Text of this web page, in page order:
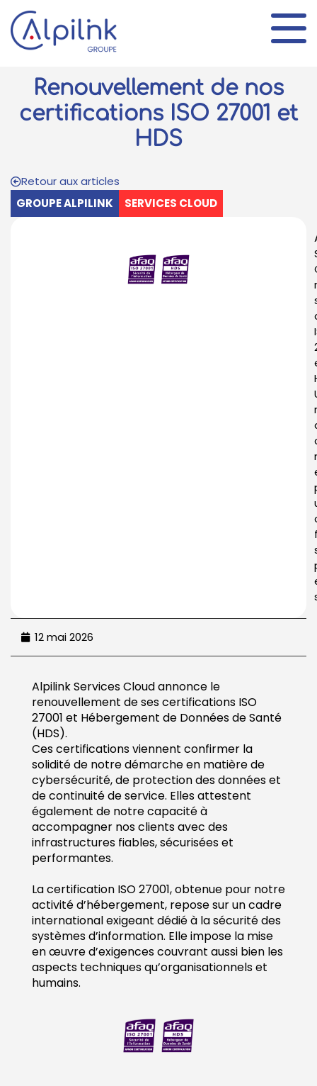
Renouvellement de nos
certifications ISO 27001 et
HDS
Retour aux articles
GROUPE ALPILINK
SERVICES CLOUD
12 mai 2026
Alpilink Services Cloud annonce le
renouvellement de ses certifications ISO
27001 et Hébergement de Données de Santé
(HDS).
Ces certifications viennent confirmer la
solidité de notre démarche en matière de
cybersécurité, de protection des données et
de continuité de service. Elles attestent
également de notre capacité à
accompagner nos clients avec des
infrastructures fiables, sécurisées et
performantes.
La certification ISO 27001, obtenue pour notre
activité d’hébergement, repose sur un cadre
international exigeant dédié à la sécurité des
systèmes d’information. Elle impose la mise
en œuvre d’exigences couvrant aussi bien les
aspects techniques qu’organisationnels et
humains.
Panneau de gestion des cookies